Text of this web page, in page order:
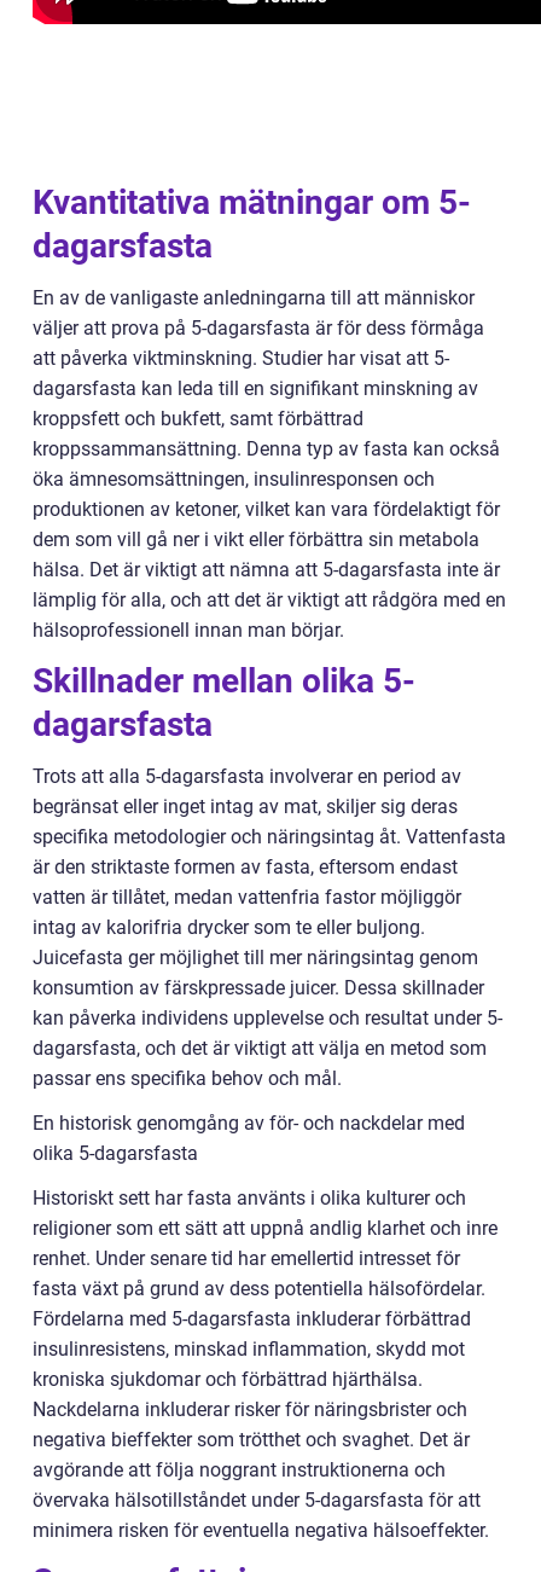
Kvantitativa mätningar om 5-
dagarsfasta
En av de vanligaste anledningarna till att människor
väljer att prova på 5-dagarsfasta är för dess förmåga
att påverka viktminskning. Studier har visat att 5-
dagarsfasta kan leda till en signifikant minskning av
kroppsfett och bukfett, samt förbättrad
kroppssammansättning. Denna typ av fasta kan också
öka ämnesomsättningen, insulinresponsen och
produktionen av ketoner, vilket kan vara fördelaktigt för
dem som vill gå ner i vikt eller förbättra sin metabola
hälsa. Det är viktigt att nämna att 5-dagarsfasta inte är
lämplig för alla, och att det är viktigt att rådgöra med en
hälsoprofessionell innan man börjar.
Skillnader mellan olika 5-
dagarsfasta
Trots att alla 5-dagarsfasta involverar en period av
begränsat eller inget intag av mat, skiljer sig deras
specifika metodologier och näringsintag åt. Vattenfasta
är den striktaste formen av fasta, eftersom endast
vatten är tillåtet, medan vattenfria fastor möjliggör
intag av kalorifria drycker som te eller buljong.
Juicefasta ger möjlighet till mer näringsintag genom
konsumtion av färskpressade juicer. Dessa skillnader
kan påverka individens upplevelse och resultat under 5-
dagarsfasta, och det är viktigt att välja en metod som
passar ens specifika behov och mål.
En historisk genomgång av för- och nackdelar med
olika 5-dagarsfasta
Historiskt sett har fasta använts i olika kulturer och
religioner som ett sätt att uppnå andlig klarhet och inre
renhet. Under senare tid har emellertid intresset för
fasta växt på grund av dess potentiella hälsofördelar.
Fördelarna med 5-dagarsfasta inkluderar förbättrad
insulinresistens, minskad inflammation, skydd mot
kroniska sjukdomar och förbättrad hjärthälsa.
Nackdelarna inkluderar risker för näringsbrister och
negativa bieffekter som trötthet och svaghet. Det är
avgörande att följa noggrant instruktionerna och
övervaka hälsotillståndet under 5-dagarsfasta för att
minimera risken för eventuella negativa hälsoeffekter.